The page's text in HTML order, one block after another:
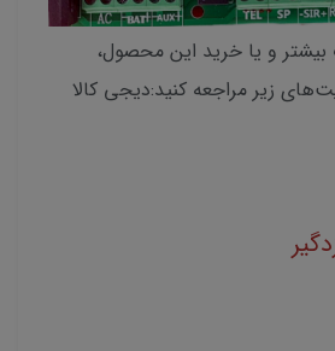
و یا خرید این محصول،
زیر مراجعه کنید:دیجی کالا